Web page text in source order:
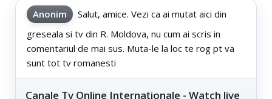
Anonim
Salut, amice. Vezi ca ai mutat aici din
greseala si tv din R. Moldova, nu cum ai scris in
comentariul de mai sus. Muta-le la loc te rog pt va
sunt tot tv romanesti
Canale Tv Online Internaționale - Watch live